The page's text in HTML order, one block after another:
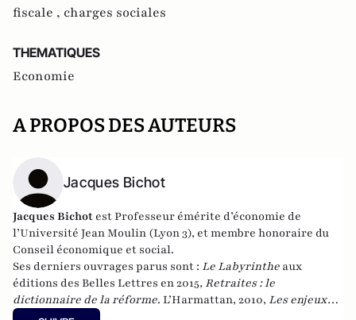
fiscale , charges sociales
THEMATIQUES
Economie
A PROPOS DES AUTEURS
Jacques Bichot
Jacques Bichot estProfesseur émérite d’économie de
l’Université Jean Moulin (Lyon 3), et membre honoraire du
Conseil économique et social.
Ses derniers ouvrages parus sont : Le Labyrinthe aux
éditions des Belles Lettres en 2015, Retraites : le
dictionnaire de la réforme. L’Harmattan, 2010, Les enjeux
2012 de A à Z
. L’Harmattan, 2012, et